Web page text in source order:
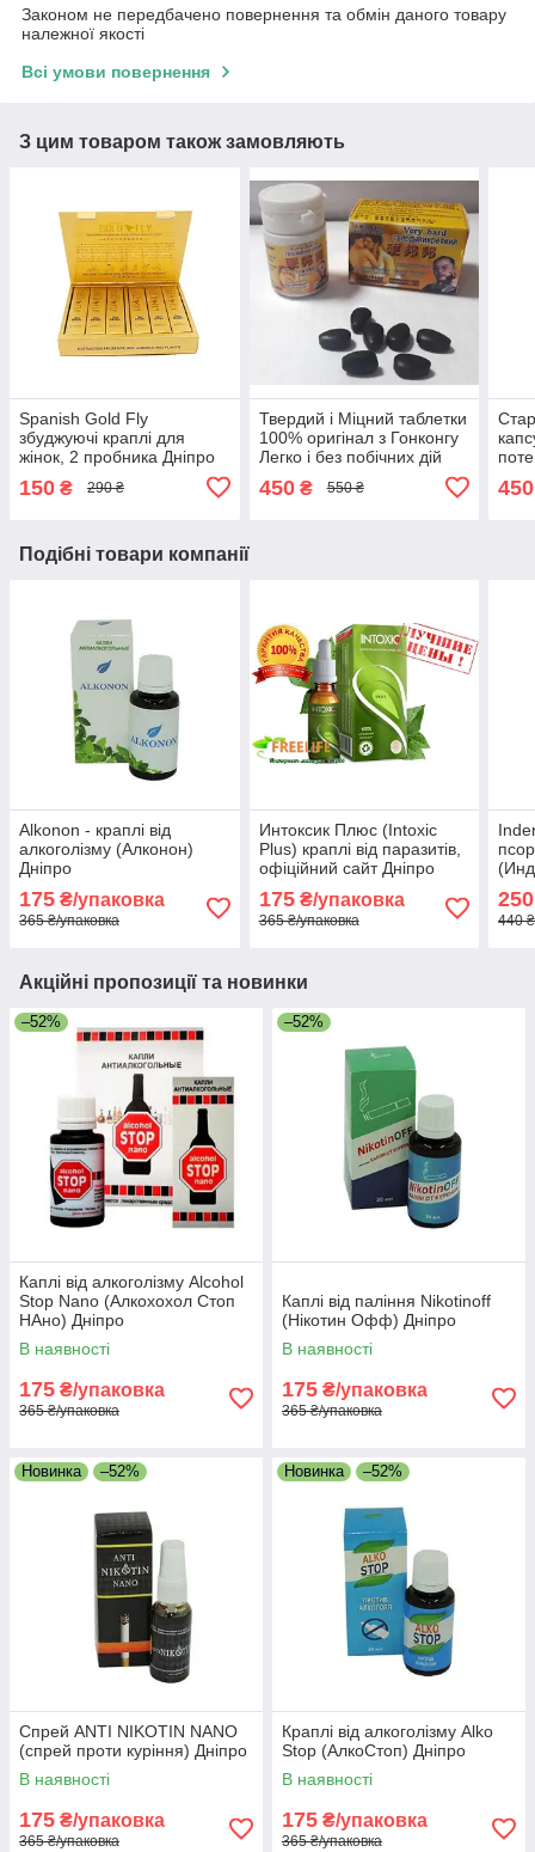
Законом не передбачено повернення та обмін даного товару
належної якості
Всі умови повернення
З цим товаром також замовляють
Spanish Gold Fly
збуджуючі краплі для
жінок, 2 пробника Дніпро
150 ₴ 290 ₴
Твердий і Міцний таблетки
100% оригінал з Гонконгу
Легко і без побічних дій
450₴ 550 ₴ 450
Подібні товари компанії
Alkonon - краплі від
алкоголізму (Алконон)
Дніпро
175 ₴/упаковка
365 ₴/упаковка
Интоксик Плюс (Intoxic
Plus) краплі від паразитів,
офіційний сайт Дніпро
175₴/упаковка
365 ₴/упаковка
250
440
Акційні пропозиції та новинки
–52%
Каплі від алкоголізму Alcohol
Stop Nano (Алкохохол Стоп
НАно) Дніпро
В наявності
175 ₴/упаковка
365 ₴/упаковка
–52%
Каплі від паління Nikotinoff
(Нікотин Офф) Дніпро
В наявності
175 ₴/упаковка
365 ₴/упаковка
Новинка –52%
Спрей ANTI NIKOTIN NANO
(спрей проти куріння) Дніпро
В наявності
175 ₴/упаковка
365 ₴/упаковка
Новинка –52%
Краплі від алкоголізму Alko
Stop (АлкоСтоп) Дніпро
В наявності
175 ₴/упаковка
365 ₴/упаковка